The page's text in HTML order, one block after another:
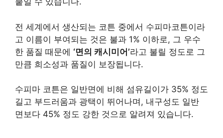
전 세계에서 생산되는 코튼 중에서 수피마코튼이라
고 이름이 부여되는 것은 불과 1% 이하로, 그 우수
한 품질 때문에 ‘면의 캐시미어’라고 불릴 정도로 그
만큼 희소성과 품질이 보장됩니다.
수피마 코튼은 일반면에 비해 섬유길이가 35% 정도
길고 부드러움과 광택이 뛰어나며, 내구성도 일반
면보다 45% 정도 강한 것으로 알려져 있습니다.